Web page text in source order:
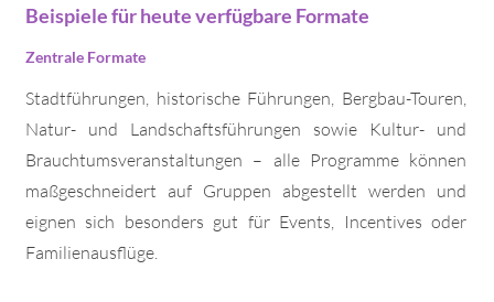
Beispiele für heute verfügbare Formate
Zentrale Formate
Stadtführungen, historische Führungen, Bergbau-Touren,
Natur- und Landschaftsführungen sowie Kultur- und
Brauchtumsveranstaltungen – alle Programme können
maßgeschneidert auf Gruppen abgestellt werden und
eignen sich besonders gut für Events, Incentives oder
Familienausflüge.